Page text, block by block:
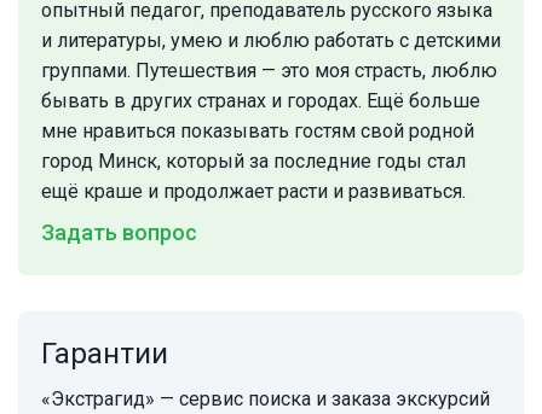
опытный педагог, преподаватель русского языка
и литературы, умею и люблю работать с детскими
группами. Путешествия — это моя страсть, люблю
бывать в других странах и городах. Ещё больше
мне нравиться показывать гостям свой родной
город Минск, который за последние годы стал
ещё краше и продолжает расти и развиваться.
Задать вопрос
Гарантии
«Экстрагид» — сервис поиска и заказа экскурсий